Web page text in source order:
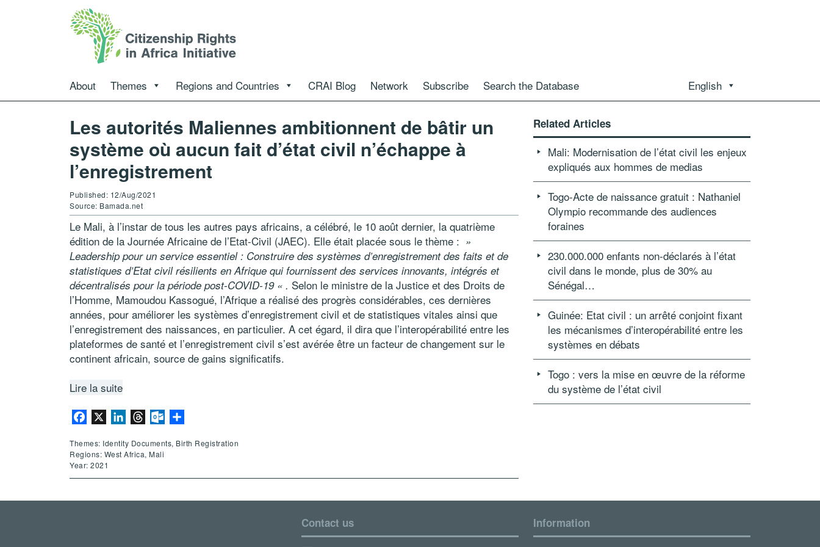
About Themes Regions and Countries CRAI Blog Network Subscribe Search the Database English
Les autorités Maliennes ambitionnent de bâtir un
système où aucun fait d’état civil n’échappe à
l’enregistrement
Published: 12/Aug/2021
Source: Bamada.net
Le Mali, à l’instar de tous les autres pays africains, a célébré, le 10 août dernier, la quatrième
édition de la Journée Africaine de l’Etat-Civil (JAEC). Elle était placée sous le thème : »
Leadership pour un service essentiel : Construire des systèmes d’enregistrement des faits et de
statistiques d’Etat civil résilients en Afrique qui fournissent des services innovants, intégrés et
décentralisés pour la période post-COVID-19 « . Selon le ministre de la Justice et des Droits de
l’Homme, Mamoudou Kassogué, l’Afrique a réalisé des progrès considérables, ces dernières
années, pour améliorer les systèmes d’enregistrement civil et de statistiques vitales ainsi que
l’enregistrement des naissances, en particulier. A cet égard, il dira que l’interopérabilité entre les
plateformes de santé et l’enregistrement civil s’est avérée être un facteur de changement sur le
continent africain, source de gains significatifs.
Lire la suite
Facebook LinkedInThreadsOutlook.com
Themes: Identity Documents, Birth Registration
Regions: West Africa, Mali
Year: 2021
Related Articles
Mali: Modernisation de l’état civil les enjeux
expliqués aux hommes de medias
Togo-Acte de naissance gratuit : Nathaniel
Olympio recommande des audiences
foraines
230.000.000 enfants non-déclarés à l’état
civil dans le monde, plus de 30% au
Sénégal…
Guinée: Etat civil : un arrêté conjoint fixant
les mécanismes d’interopérabilité entre les
systèmes en débats
Togo : vers la mise en œuvre de la réforme
du système de l’état civil
Contact us Information